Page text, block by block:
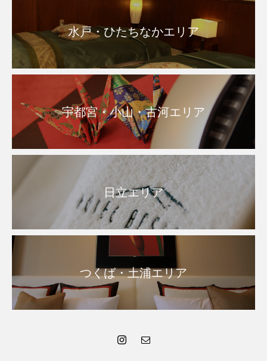
水戸・ひたちなかエリア
宇都宮・小山・古河エリア
日立エリア
つくば・土浦エリア